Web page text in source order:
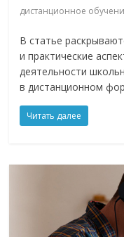
дистанционное
В статье
и практические
деятельности
в дистанционном
Читать далее